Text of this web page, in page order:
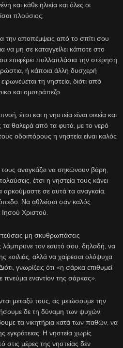
και κάθε ηλικία και όλες οι
πλούσιος;
την αποπέμψεις από το σπίτι σου
να μη σε καταγγείλει κάποτε στο
επιφέρει πολλαπλάσια την στέρηση
ή κάποια άλλη δυσχερή
τη νηστεία, διότι από
και ομοτράπεζο.
έτσι και η νηστεία είναι οικεία και
τα θαλερά από τα φυτά, με το νερό
οδοιπόρους η νηστεία είναι καλός
αναγκάζει να σηκώνουν βάρη,
έτσι η νηστεία τους κάνει
αρκούμαστε σε αυτά τα αναγκαία,
Να αθλείσαι σαν καλός
Χριστού.
μη σκυθρωπάσεις
λάμπρυνε τον εαυτό σου, δηλαδή, να
κοιλιάς, αλλά να χαίρεσαι ολόψυχα
γνωρίζεις ότι «η σάρκα επιθυμεί
πνεύμα εναντίον της σάρκας».
μεταξύ τους, ας μειώσουμε την
δε τη δύναμη των ψυχών,
τα νικητήρια κατά των παθών, να
εγκράτειας. Η νηστεία χωρίς
στις μέρες της νηστείας δεν